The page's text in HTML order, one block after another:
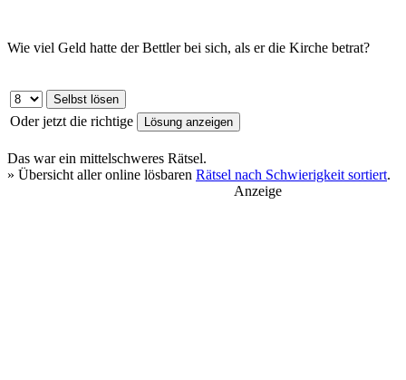
Wie viel Geld hatte der Bettler bei sich, als er die Kirche betrat?
Oder jetzt die richtige
Das war ein mittelschweres Rätsel.
» Übersicht aller online lösbaren Rätsel nach Schwierigkeit sortiert.
Anzeige